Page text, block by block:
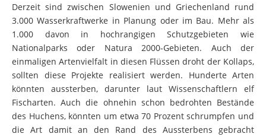
Derzeit sind zwischen Slowenien und Griechenland rund
3.000 Wasserkraftwerke in Planung oder im Bau. Mehr als
1.000 davon in hochrangigen Schutzgebieten wie
Nationalparks oder Natura 2000-Gebieten. Auch der
einmaligen Artenvielfalt in diesen Flüssen droht der Kollaps,
sollten diese Projekte realisiert werden. Hunderte Arten
könnten aussterben, darunter laut Wissenschaftlern elf
Fischarten. Auch die ohnehin schon bedrohten Bestände
des Huchens, könnten um etwa 70 Prozent schrumpfen und
die Art damit an den Rand des Aussterbens gebracht